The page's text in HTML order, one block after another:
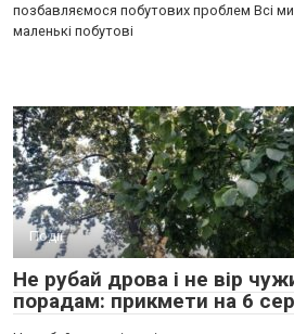
позбавляємося побутових проблем Всі
маленькі побутові
Події
Не рубай дрова і не вір
порадам: прикмети на 6